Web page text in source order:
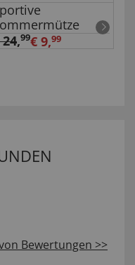
,99€ 9,99
Bewertungen >>